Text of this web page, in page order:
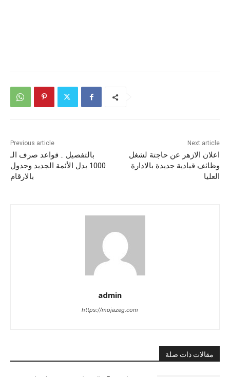
Previous article
بالتفصيل .. قواعد صرف الـ
1000 بدل الأئمة الجديد وجدول
بالارقام
Next article
اعلان الازهر عن حاجتة لشغل
وظائف قيادية جديدة بالادارة
العليا
admin
https://mojazeg.com
مقالات ذات صلة